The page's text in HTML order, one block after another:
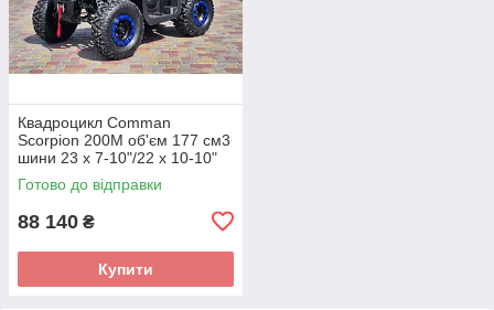
Квадроцикл Comman
Scorpion 200M об'єм 177 см3
шини 23 x 7-10"/22 x 10-10"
13 к.с.
Готово до відправки
88 140 ₴
Купити